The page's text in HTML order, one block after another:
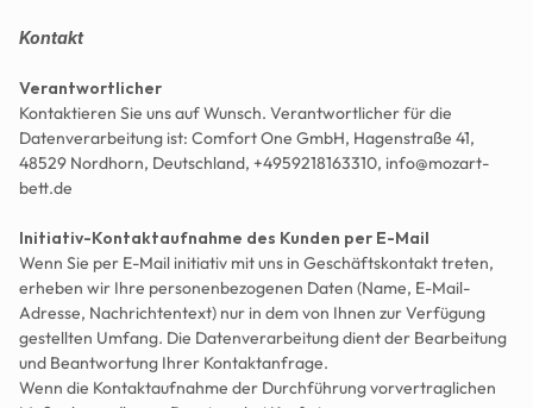
Kontakt
Verantwortlicher
Kontaktieren Sie uns auf Wunsch. Verantwortlicher für die
Datenverarbeitung ist: Comfort One GmbH, Hagenstraße 41,
48529 Nordhorn, Deutschland, +4959218163310, info@mozart-
bett.de
Initiativ-Kontaktaufnahme des Kunden per E-Mail
Wenn Sie per E-Mail initiativ mit uns in Geschäftskontakt treten,
erheben wir Ihre personenbezogenen Daten (Name, E-Mail-
Adresse, Nachrichtentext) nur in dem von Ihnen zur Verfügung
gestellten Umfang. Die Datenverarbeitung dient der Bearbeitung
und Beantwortung Ihrer Kontaktanfrage.
Wenn die Kontaktaufnahme der Durchführung vorvertraglichen